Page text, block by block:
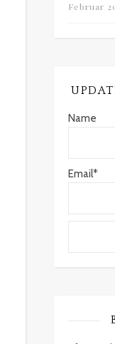
Februar
Name
Email*